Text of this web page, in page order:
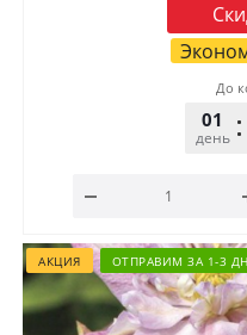
До
01
день
АКЦИЯ ОТПРАВИМ ЗА 1-3